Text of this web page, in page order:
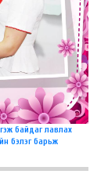
байдаг лавлах
бэлэг барьж